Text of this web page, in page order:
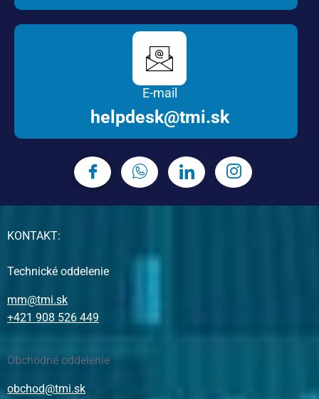
E-mail
helpdesk@tmi.sk
KONTAKT:
Technické oddelenie
mm@tmi.sk
+421 908 526 449
Obchodné oddelenie
obchod@tmi.sk